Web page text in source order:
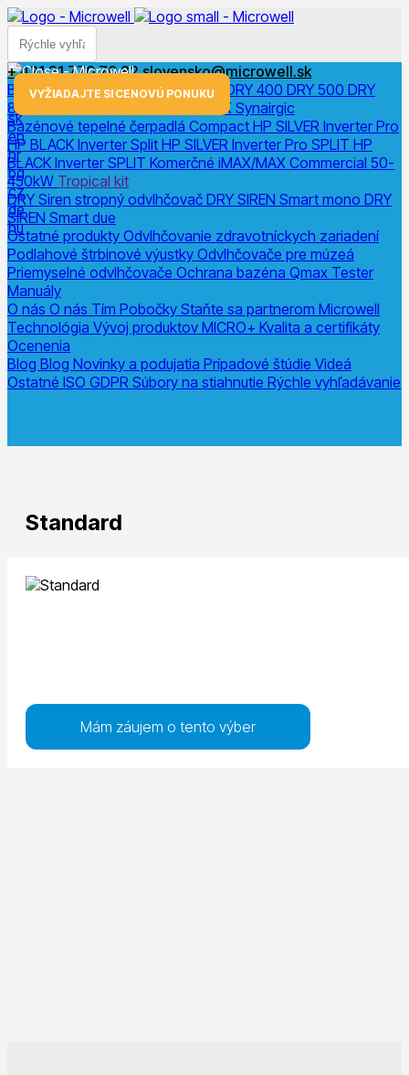
+ 421 31 770 70 82 slovensko@microwell.sk
menu
sk
en
hr
bg
cz
de
hu
Bazénové odvlhčovače DRY 300 DRY 400 DRY 500 DRY
800
DRY X Synairgic
Bazénové tepelné čerpadlá Compact HP SILVER Inverter Pro
HP BLACK Inverter Split HP SILVER Inverter Pro SPLIT HP
BLACK Inverter SPLIT Komerčné iMAX/MAX Commercial 50-
450kW Tropical kit
DRY Siren stropný odvlhčovač DRY SIREN Smart mono DRY
SIREN Smart due
Ostatné produkty Odvlhčovanie zdravotníckych zariadení
Podlahové štrbinové výustky Odvlhčovače pre múzeá
Priemyselné odvlhčovače Ochrana bazéna Qmax Tester
Manuály
O nás O nás Tím Pobočky Staňte sa partnerom Microwell
Technológia Vývoj produktov MICRO+ Kvalita a certifikáty
Ocenenia
Blog Blog Novinky a podujatia Prípadové štúdie Videá
Ostatné ISO GDPR Súbory na stiahnutie Rýchle vyhľadávanie
Standard
Mám záujem o tento výber
VYŽIADAJTE SI CENOVÚ PONUKU